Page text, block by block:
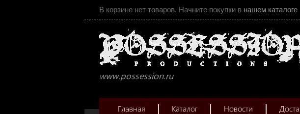
В корзине нет товаров. Начните покупки в нашем каталоге
www.possession.ru
Главная Каталог Новости